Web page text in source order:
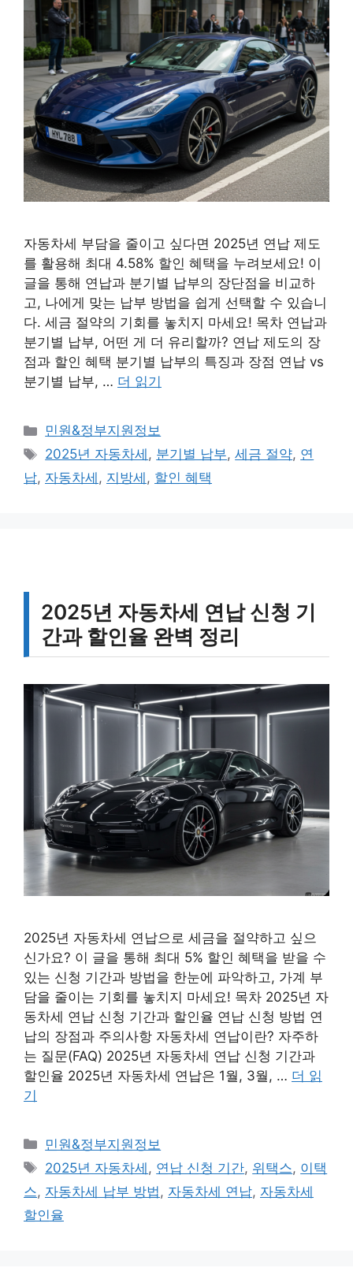
자동차세 부담을 줄이고 싶다면 2025년 연납 제도
를 활용해 최대 4.58% 할인 혜택을 누려보세요! 이
글을 통해 연납과 분기별 납부의 장단점을 비교하
고, 나에게 맞는 납부 방법을 쉽게 선택할 수 있습니
다. 세금 절약의 기회를 놓치지 마세요! 목차 연납과
분기별 납부, 어떤 게 더 유리할까? 연납 제도의 장
점과 할인 혜택 분기별 납부의 특징과 장점 연납 vs
분기별 납부, … 더 읽기
카
테
리
민원&정부지원정보
태
그
2025년 자동차세 , 분기별 납부,세금 절약, 연
납, 자동차세 , 지방세 , 할인 혜택
2025년 자동차세 연납 신청 기
간과 할인율 완벽 정리
2025년 자동차세 연납으로 세금을 절약하고 싶으
신가요? 이 글을 통해 최대 5% 할인 혜택을 받을 수
있는 신청 기간과 방법을 한눈에 파악하고, 가계 부
담을 줄이는 기회를 놓치지 마세요! 목차 2025년 자
동차세 연납 신청 기간과 할인율 연납 신청 방법 연
납의 장점과 주의사항 자동차세 연납이란? 자주하
는 질문(FAQ) 2025년 자동차세 연납 신청 기간과
할인율 2025년 자동차세 연납은 1월, 3월, … 더 읽
기
카
테
리
민원&정부지원정보
태
그
2025년 자동차세 , 연납 신청 기간, 위택스, 이택
스, 자동차세 납부 방법 , 자동차세 연납, 자동차세
할인율